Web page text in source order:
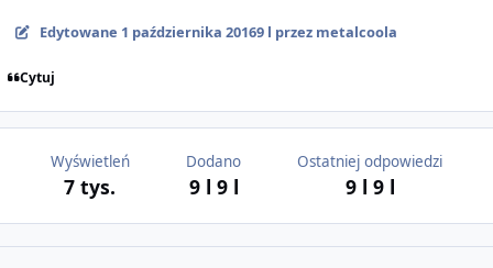
Edytowane 1 października 20169 l przez metalcoola
Cytuj
Wyświetleń
7 tys.
Dodano
9 l 9 l
Ostatniej odpowiedzi
9 l 9 l